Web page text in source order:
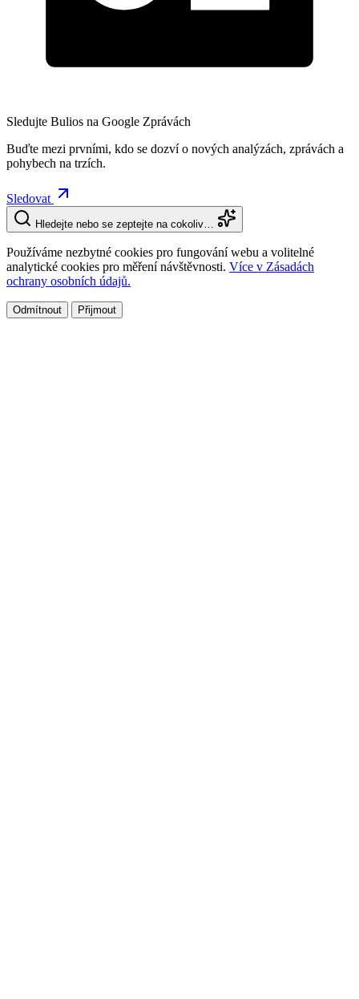
Sledujte Bulios na Google Zprávách
Buďte mezi prvními, kdo se dozví o nových analýzách, zprávách a
pohybech na trzích.
Sledovat
Hledejte nebo se zeptejte na cokoliv…
Používáme nezbytné cookies pro fungování webu a volitelné
analytické cookies pro měření návštěvnosti. Více v Zásadách
ochrany osobních údajů.
Odmítnout Přijmout